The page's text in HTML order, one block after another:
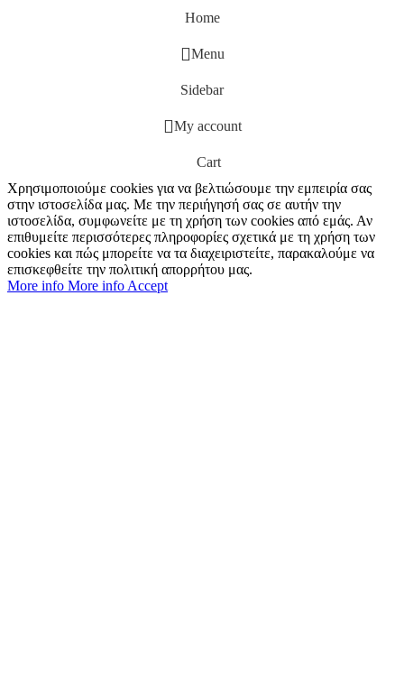
Home
Menu
Sidebar
My account
Cart
Χρησιμοποιούμε cookies για να βελτιώσουμε την εμπειρία σας
στην ιστοσελίδα μας. Με την περιήγησή σας σε αυτήν την
ιστοσελίδα, συμφωνείτε με τη χρήση των cookies από εμάς. Αν
επιθυμείτε περισσότερες πληροφορίες σχετικά με τη χρήση των
cookies και πώς μπορείτε να τα διαχειριστείτε, παρακαλούμε να
επισκεφθείτε την πολιτική απορρήτου μας.
More info More info Accept